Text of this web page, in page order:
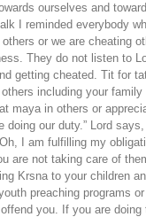
ourselves and
I reminded everybody
or we are cheating
They do not listen to
getting cheated. Tit for
including your
maya in others or
doing our duty.” Lord
I am fulfilling my
are not taking care of
Krsna to your children
preaching programs
you. If you are